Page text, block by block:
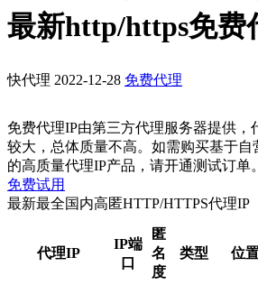
最新http/https免费
快代理 2022-12-28 免费代理
免费代理IP由第三方代理服务器提供，
较大，总体质量不高。如需购买基于自
的高质量代理IP产品，请开通测试订单。
免费试用
最新最全国内高匿HTTP/HTTPS代理IP
代理IP
IP端
口
匿
名
度
类型 位